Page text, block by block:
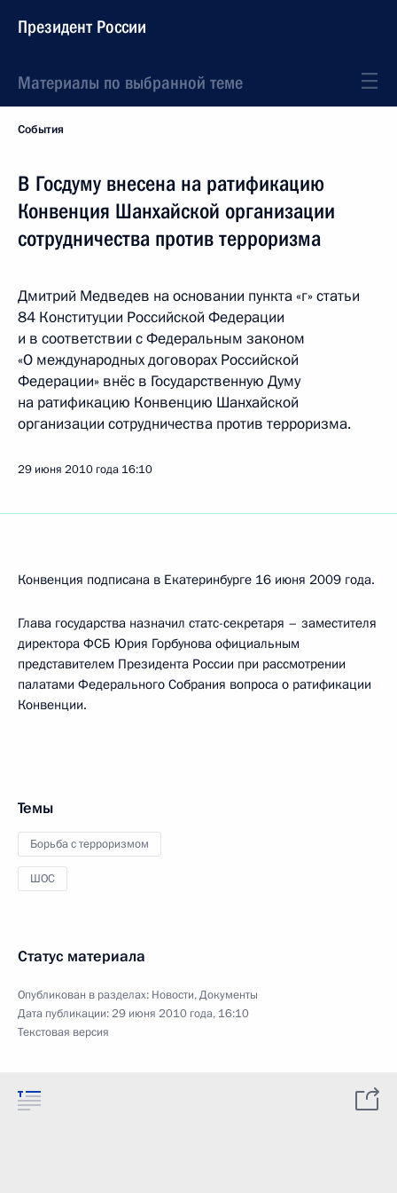
Президент России
Материалы по выбранной теме
События
В Госдуму внесена на ратификацию
Конвенция Шанхайской организации
сотрудничества против терроризма
Дмитрий Медведев на основании пункта «г» статьи
84 Конституции Российской Федерации
и в соответствии с Федеральным законом
«О международных договорах Российской
Федерации» внёс в Государственную Думу
на ратификацию Конвенцию Шанхайской
организации сотрудничества против терроризма.
29 июня 2010 года 16:10
Конвенция подписана в Екатеринбурге 16 июня 2009 года.
Глава государства назначил статс-секретаря – заместителя
директора ФСБ Юрия Горбунова официальным
представителем Президента России при рассмотрении
палатами Федерального Собрания вопроса о ратификации
Конвенции.
Темы
Борьба с терроризмом
ШОС
Статус материала
Опубликован в разделах: Новости,Документы
Дата публикации:29 июня 2010 года, 16:10
Текстовая версия